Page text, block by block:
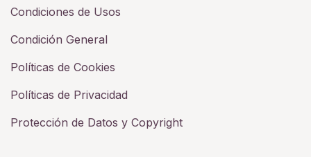
Condiciones de Usos
Condición General
Políticas de Cookies
Políticas de Privacidad
Protección de Datos y Copyright